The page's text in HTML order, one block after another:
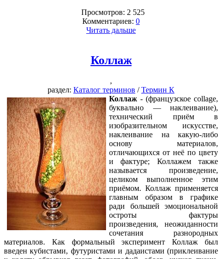
Просмотров: 2 525
Комментариев: 0
Читать дальше
Коллаж
,
раздел: Каталог терминов /Термин К
Коллаж - (французское collage,
буквально — наклеивание),
технический приём в
изобразительном искусстве,
наклеивание на какую-либо
основу материалов,
отличающихся от неё по цвету
и фактуре; Коллажем также
называется произведение,
целиком выполненное этим
приёмом. Коллаж применяется
главным образом в графике
ради большей эмоциональной
остроты фактуры
произведения, неожиданности
сочетания разнородных
материалов. Как формальный эксперимент Коллаж был
введен кубистами, футуристами и дадаистами (приклеивание